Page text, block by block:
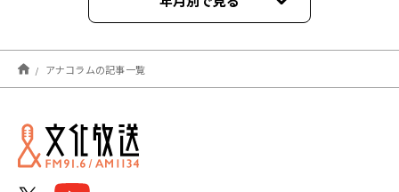
2026年08月
2026年07月
2026年06月
アナコラムの記事一覧